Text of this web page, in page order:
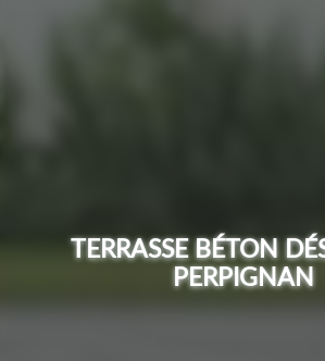
TERRASSE BÉTON
PERPIGNAN